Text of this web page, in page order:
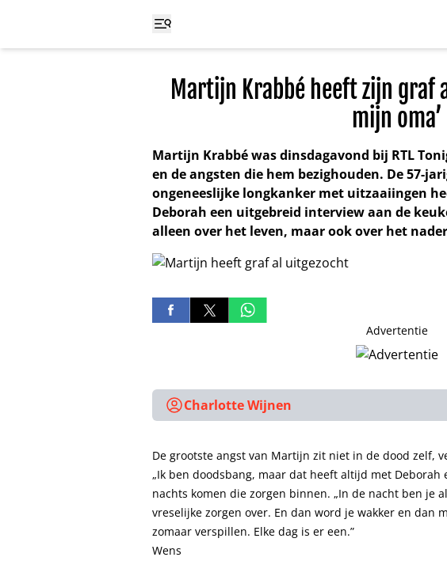
Martijn Krabbé heeft zijn graf
mijn oma’
Martijn Krabbé was dinsdagavond bij RTL
en de angsten die hem bezighouden. De 57-
ongeneeslijke longkanker met uitzaaiingen
Deborah een uitgebreid interview aan de
alleen over het leven, maar ook over het
Advertentie
Charlotte Wijnen
De grootste angst van Martijn zit niet in de dood zelf,
„Ik ben doodsbang, maar dat heeft altijd met Deborah
nachts komen die zorgen binnen. „In de nacht ben je
vreselijke zorgen over. En dan word je wakker en dan
zomaar verspillen. Elke dag is er een.”
Wens